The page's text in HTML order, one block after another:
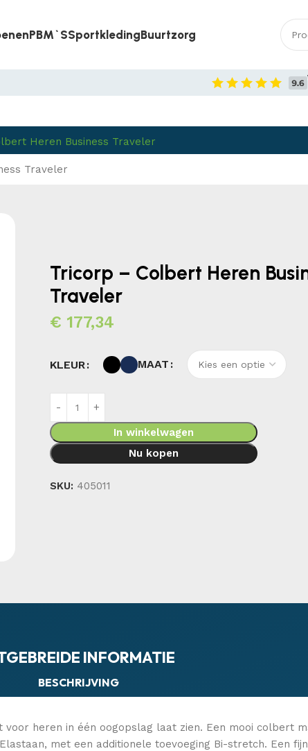
PBM`sSportkledingBuurtzorg
Heren Business Traveler
Traveler
Tricorp – Colbert Heren
Traveler
€ 177,34
KLEUR MAAT
In winkelwagen
Nu kopen
SKU: 405011
INFORMATIE
BESCHRIJVING
heren in één oogopslag laat zien. Een mooi colbert
met een additionele toevoeging Bi-stretch. Een